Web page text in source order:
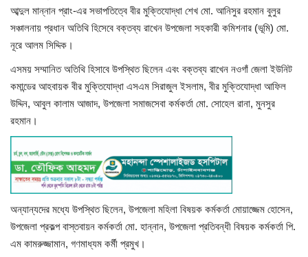
ব্রাহ্মণবাড়িয়া
পটুয়াখালী
জাতীয়
আন্তর্জাতিক
সারাদেশ
স্বাস্থ্য
লাইফ স্টাইল
আব্দুল মান্নান প্রাং-এর সভাপতিত্বে বীর মুক্তিযোদ্ধা শেখ মো. আনিসুর রহমান বুলুর
সঞ্চালনায় প্রধান অতিথি হিসেবে বক্তব্য রাখেন উপজেলা সহকারী কমিশনার (ভূমি) মো.
নূরে আলম সিদ্দিক।
এসময় সম্মানিত অতিথি হিসাবে উপস্থিত ছিলেন এবং বক্তব্য রাখেন নওগাঁ জেলা ইউনিট
কমান্ডের আহবায়ক বীর মুক্তিযোদ্ধা এসএম সিরাজুল ইসলাম, বীর মুক্তিযোদ্ধা আফিল
উদ্দিন, আবুল কালাম আজাদ, উপজেলা সমাজসেবা কর্মকর্তা মো. সোহেল রানা, মুনসুর
রহমান।
অন্যান্যদের মধ্যে উপস্থিত ছিলেন, উপজেলা মহিলা বিষয়ক কর্মকর্তা মোয়াজ্জেম হোসেন,
উপজেলা প্রকল্প বাস্তবায়ন কর্মকর্তা মো. হান্নান, উপজেলা প্রতিবন্ধী বিষয়ক কর্মকর্তা পি.
এম কামরুজ্জামান, গণমাধ্যম কর্মী প্রমুখ।